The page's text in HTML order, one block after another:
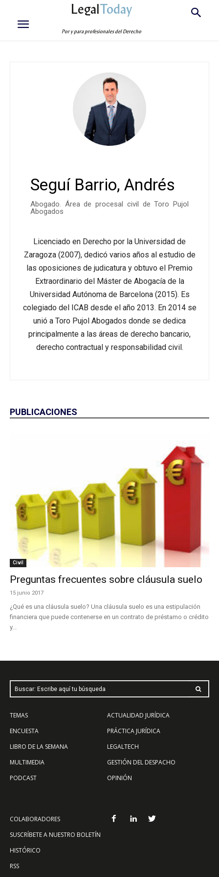
LegalToday
Por y para profesionales del Derecho
Seguí Barrio, Andrés
Abogado. Área de procesal civil de Toro Pujol
Abogados
Licenciado en Derecho por la Universidad de
Zaragoza (2007), dedicó varios años al estudio de
las oposiciones de judicatura y obtuvo el Premio
Extraordinario del Máster de Abogacía de la
Universidad Autónoma de Barcelona (2015). Es
colegiado del ICAB desde el año 2013. En 2014 se
unió a Toro Pujol Abogados donde se dedica
principalmente a las áreas de derecho bancario,
derecho contractual y responsabilidad civil.
PUBLICACIONES
Civil
Preguntas frecuentes sobre cláusula suelo
15 junio 2017
¿Qué es una cláusula suelo? Una cláusula suelo es una estipulación
financiera que puede contenerse en un contrato de préstamo o crédito
y...
Buscar: Escribe aquí tu búsqueda
TEMAS
ENCUESTA
LIBRO DE LA SEMANA
MULTIMEDIA
PODCAST
ACTUALIDAD JURÍDICA
PRÁCTICA JURÍDICA
LEGALTECH
GESTIÓN DEL DESPACHO
OPINIÓN
COLABORADORES
SUSCRÍBETE A NUESTRO BOLETÍN
HISTÓRICO
RSS